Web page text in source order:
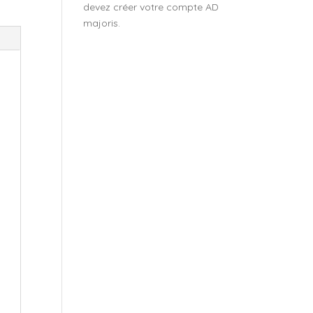
devez créer votre compte AD
majoris.